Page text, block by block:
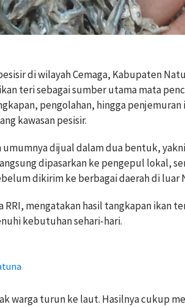
di wilayah Cemaga, Kabupaten
teri sebagai sumber utama mata
pengolahan, hingga
kawasan pesisir.
dijual dalam dua bentuk,
dipasarkan ke pengepul lokal,
dikirim ke berbagai daerah di luar
RRI, mengatakan hasil tangkapan ikan
kebutuhan sehari-hari.
warga turun ke laut. Hasilnya cukup